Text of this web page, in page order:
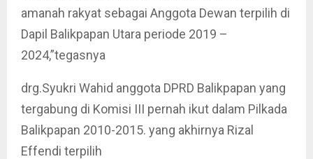
amanah rakyat sebagai Anggota Dewan terpilih di
Dapil Balikpapan Utara periode 2019 –
2024,”tegasnya
drg.Syukri Wahid anggota DPRD Balikpapan yang
tergabung di Komisi III pernah ikut dalam Pilkada
Balikpapan 2010-2015. yang akhirnya Rizal
Effendi terpilih